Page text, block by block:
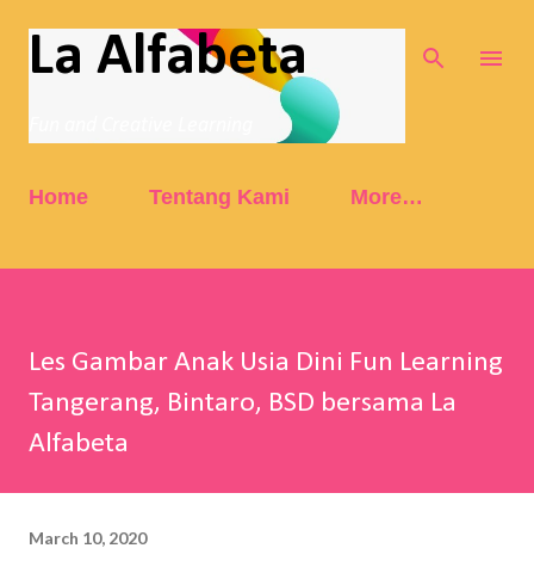
Skip to main content
La Alfabeta
Home Tentang Kami More…
Les Gambar Anak Usia Dini Fun Learning
Tangerang, Bintaro, BSD bersama La
Alfabeta
March 10, 2020